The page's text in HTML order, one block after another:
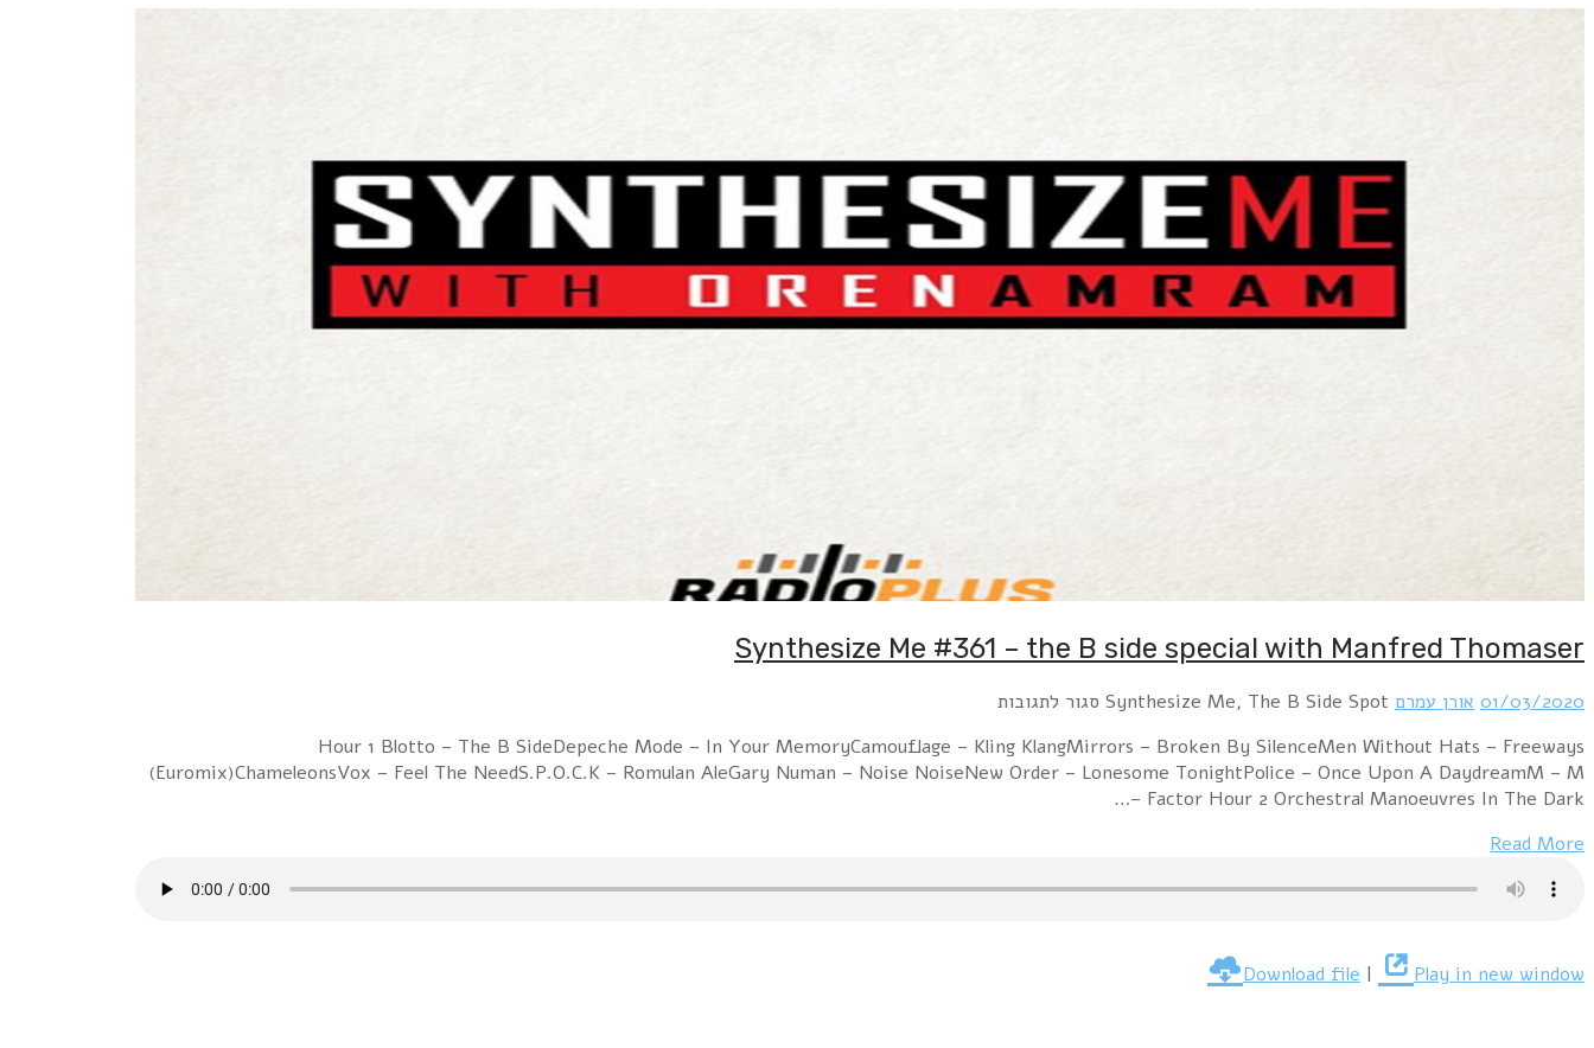
Synthesize Me #361 – the B side special with Manfred Thomaser
01/03/2020 אורן עמרם Synthesize Me, The B Side Spot סגור לתגובות
Hour 1 Blotto – The B SideDepeche Mode – In Your MemoryCamouflage – Kling KlangMirrors – Broken By SilenceMen Without Hats – Freeways
(Euromix)ChameleonsVox – Feel The NeedS.P.O.C.K – Romulan AleGary Numan – Noise NoiseNew Order – Lonesome TonightPolice – Once Upon A DaydreamM – M
Factor Hour 2 Orchestral Manoeuvres In The Dark –…
Read More
Download file | Play in new window